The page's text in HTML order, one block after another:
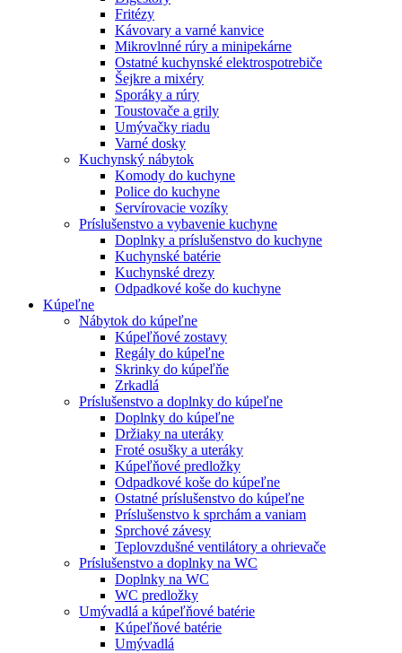
Fritézy
Kávovary a varné kanvice
Mikrovlnné rúry a minipekárne
Ostatné kuchynské elektrospotrebiče
Šejkre a mixéry
Sporáky a rúry
Toustovače a grily
Umývačky riadu
Varné dosky
Kuchynský nábytok
Komody do kuchyne
Police do kuchyne
Servírovacie vozíky
Príslušenstvo a vybavenie kuchyne
Doplnky a príslušenstvo do kuchyne
Kuchynské batérie
Kuchynské drezy
Odpadkové koše do kuchyne
Kúpeľne
Nábytok do kúpeľne
Kúpeľňové zostavy
Regály do kúpeľne
Skrinky do kúpeľňe
Zrkadlá
Príslušenstvo a doplnky do kúpeľne
Doplnky do kúpeľne
Držiaky na uteráky
Froté osušky a uteráky
Kúpeľňové predložky
Odpadkové koše do kúpeľne
Ostatné príslušenstvo do kúpeľne
Príslušenstvo k sprchám a vaniam
Sprchové závesy
Teplovzdušné ventilátory a ohrievače
Príslušenstvo a doplnky na WC
Doplnky na WC
WC predložky
Umývadlá a kúpeľňové batérie
Kúpeľňové batérie
Umývadlá